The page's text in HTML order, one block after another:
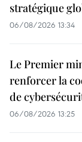
stratégique
06/08/2026 13:34
Le Premier
renforcer la
de
06/08/2026 13:25